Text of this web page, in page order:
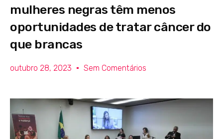
mulheres negras têm menos
oportunidades de tratar câncer do
que brancas
outubro 28, 2023 Sem Comentários